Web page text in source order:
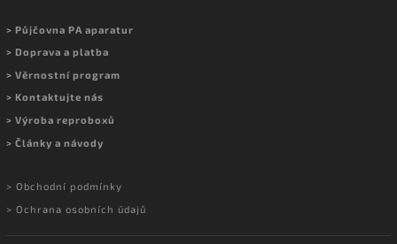
> Půjčovna PA aparatur
> Doprava a platba
> Věrnostní program
> Kontaktujte nás
> Výroba reproboxů
> Články a návody
> Obchodní podmínky
> Ochrana osobních údajů